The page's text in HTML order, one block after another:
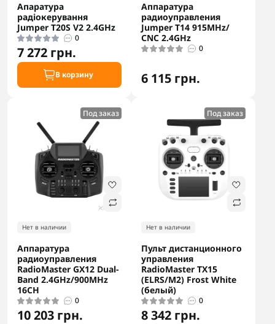
Апаратура
радіокерування
Jumper T20S V2 2.4GHz
0
7 272 грн.
В корзину
Аппаратура
радиоуправления
Jumper T14 915MHz/
СNC 2.4GHz
0
6 115 грн.
Под заказ
Нет в наличии
Аппаратура
радиоуправления
RadioMaster GX12 Dual-
Band 2.4GHz/900MHz
16CH
0
10 203 грн.
Под заказ
Нет в наличии
Пульт дистанционного
управления
RadioMaster TX15
(ELRS/M2) Frost White
(белый)
0
8 342 грн.